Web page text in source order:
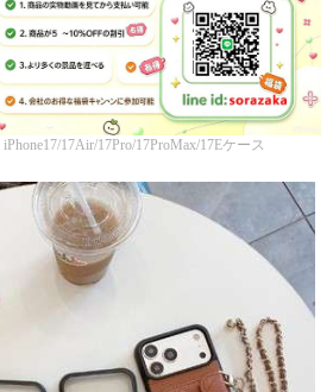
iPhone17/17Air/17Pro/17ProMax/17Eケース